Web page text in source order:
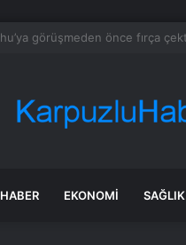
tesadüfen hazine buldu
HABER EKONOMI SAĞLIK